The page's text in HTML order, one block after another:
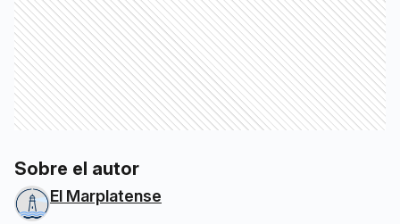
Sobre el autor
El Marplatense